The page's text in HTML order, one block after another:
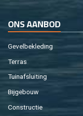
ONS AAN­BOD
Ge­vel­be­kle­ding
Ter­ras
Tuin­af­slui­ting
Bij­ge­bouw
Con­struc­tie